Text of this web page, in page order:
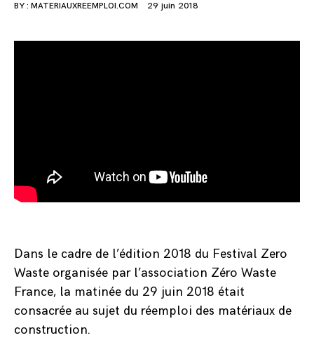
BY : MATERIAUXREEMPLOI.COM 29 juin 2018
Dans le cadre de l’édition 2018 du Festival Zero
Waste organisée par l’association Zéro Waste
France, la matinée du 29 juin 2018 était
consacrée au sujet du réemploi des matériaux de
construction.